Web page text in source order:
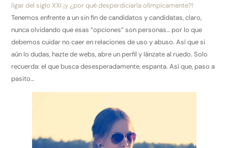
ligar del siglo XXI ¡y ¿por qué desperdiciarla olímpicamente?!
Tenemos enfrente a un sin fin de candidatos y candidatas, claro,
nunca olvidando que esas “opciones” son personas… por lo que
debemos cuidar no caer en relaciones de uso y abuso. Así que si
aún lo dudas, hazte de webs, abre un perfil y lánzate al ruedo. Solo
recuerda: el que busca desesperadamente, espanta. Así que, paso a
pasito…